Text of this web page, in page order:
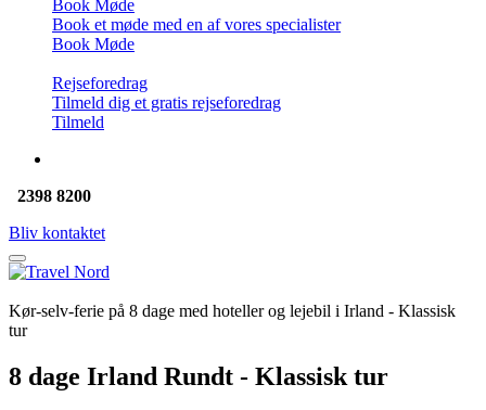
Book Møde
Book et møde med en af vores specialister
Book Møde
Rejseforedrag
Tilmeld dig et gratis rejseforedrag
Tilmeld
2398 8200
Bliv kontaktet
Kør-selv-ferie på 8 dage med hoteller og lejebil i Irland - Klassisk
tur
8 dage Irland Rundt - Klassisk tur